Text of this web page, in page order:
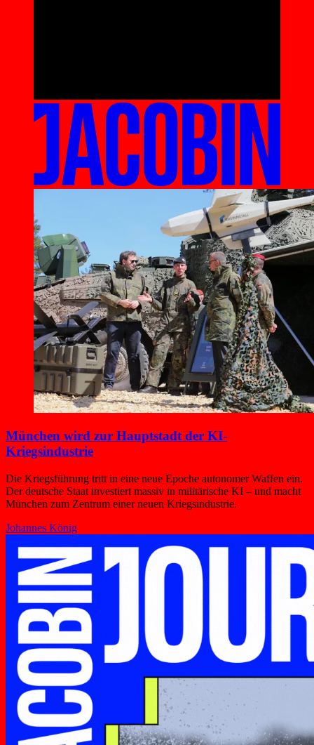
München wird zur Hauptstadt der KI-
Kriegsindustrie
Die Kriegsführung tritt in eine neue Epoche autonomer Waffen ein.
Der deutsche Staat investiert massiv in militärische KI – und macht
München zum Zentrum einer neuen Kriegsindustrie.
Johannes König